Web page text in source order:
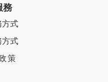
務
式
式
策